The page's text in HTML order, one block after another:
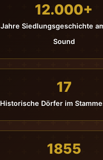
12.000+
Jahre Siedlungsgeschichte
Sound
17
Historische Dörfer im
1855